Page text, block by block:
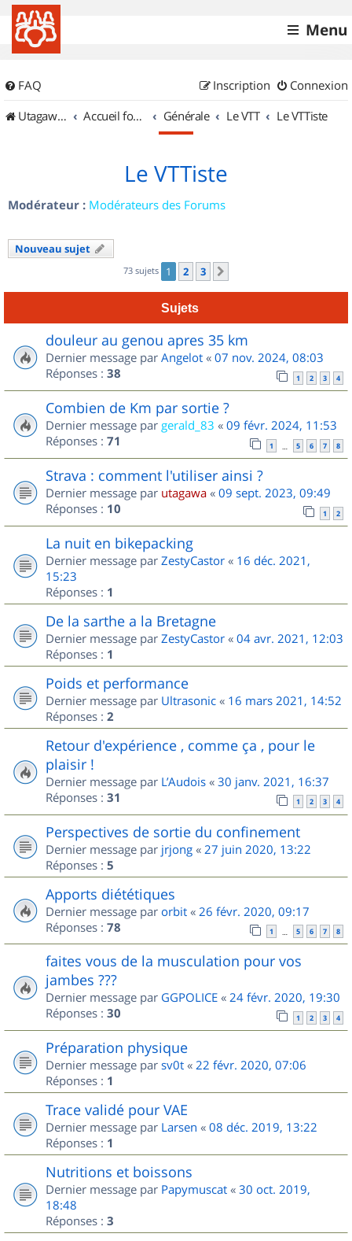
Menu
FAQ Connexion
Inscription
UtagawaVTT (Randos VTT et VTTAE avec traces GPS)
Accueil forum Générale Le VTT Le VTTiste
Le VTTiste
Modérateur : Modérateurs des Forums
Nouveau sujet
73 sujets 1 2 3
Sujets
douleur au genou apres 35 km
Dernier message par Angelot « 07 nov. 2024, 08:03
Réponses : 38 1 2 3 4
Combien de Km par sortie ?
Dernier message par gerald_83 « 09 févr. 2024, 11:53
Réponses : 71 1 … 5 6 7 8
Strava : comment l'utiliser ainsi ?
Dernier message par utagawa « 09 sept. 2023, 09:49
Réponses : 10 1 2
La nuit en bikepacking
Dernier message par ZestyCastor « 16 déc. 2021,
15:23
Réponses : 1
De la sarthe a la Bretagne
Dernier message par ZestyCastor « 04 avr. 2021, 12:03
Réponses : 1
Poids et performance
Dernier message par Ultrasonic « 16 mars 2021, 14:52
Réponses : 2
Retour d'expérience , comme ça , pour le
plaisir !
Dernier message par L’Audois « 30 janv. 2021, 16:37
Réponses : 31 1 2 3 4
Perspectives de sortie du confinement
Dernier message par jrjong « 27 juin 2020, 13:22
Réponses : 5
Apports diététiques
Dernier message par orbit « 26 févr. 2020, 09:17
Réponses : 78 1 … 5 6 7 8
faites vous de la musculation pour vos
jambes ???
Dernier message par GGPOLICE « 24 févr. 2020, 19:30
Réponses : 30 1 2 3 4
Préparation physique
Dernier message par sv0t « 22 févr. 2020, 07:06
Réponses : 1
Trace validé pour VAE
Dernier message par Larsen « 08 déc. 2019, 13:22
Réponses : 1
Nutritions et boissons
Dernier message par Papymuscat « 30 oct. 2019,
18:48
Réponses : 3